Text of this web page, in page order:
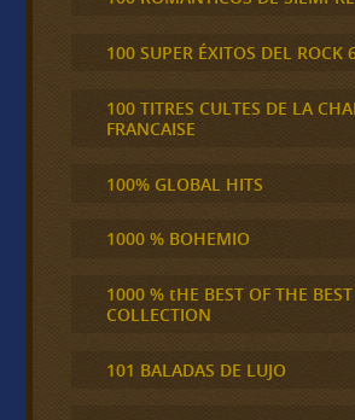
100 SUPER ÉXITOS DEL ROCK
100 TITRES CULTES DE LA
FRANCAISE
100% GLOBAL HITS
1000 % BOHEMIO
1000 % tHE BEST OF THE
COLLECTION
101 BALADAS DE LUJO